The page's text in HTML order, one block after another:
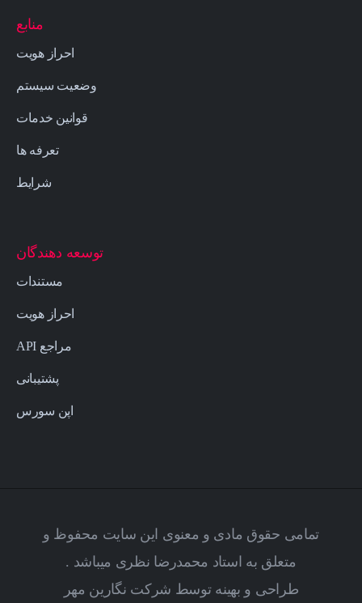
منابع
احراز هویت
وضعیت سیستم
قوانین خدمات
تعرفه ها
شرایط
توسعه دهندگان
مستندات
احراز هویت
مراجع API
پشتیبانی
اپن سورس
تمامی حقوق مادی و معنوی این سایت محفوظ و
متعلق به استاد محمدرضا نظری میباشد .
طراحی و بهینه توسط شرکت نگارین مهر